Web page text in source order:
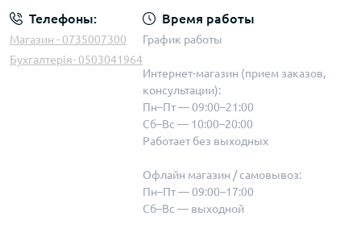
Телефоны:
Магазин - 0735007300
Бухгалтерія- 0503041964
Время работы
График работы
Интернет-магазин (прием заказов,
консультации):
Пн–Пт — 09:00–21:00
Сб–Вс — 10:00–20:00
Работает без выходных
Офлайн магазин / самовывоз:
Пн–Пт — 09:00–17:00
Сб–Вс — выходной